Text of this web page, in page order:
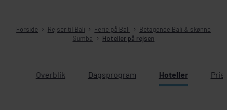
Forside Rejser til Bali Ferie på Bali
Betagende Bali & skønne
Sumba
Hoteller på rejsen
Overblik Dagsprogram Hoteller